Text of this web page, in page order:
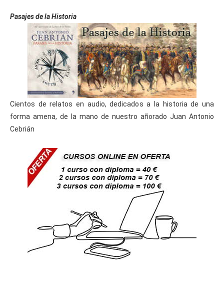
Pasajes de la Historia
Cientos de relatos en audio, dedicados a la historia de una
forma amena, de la mano de nuestro añorado Juan Antonio
Cebrián